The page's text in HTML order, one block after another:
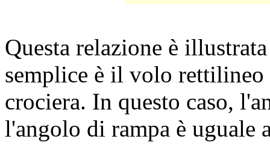
Questa relazione è
semplice è il volo
crociera. In questo caso,
l'angolo di rampa è uguale